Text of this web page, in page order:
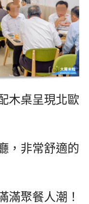
木桌呈現北歐
，非常舒適的
滿聚餐人潮！